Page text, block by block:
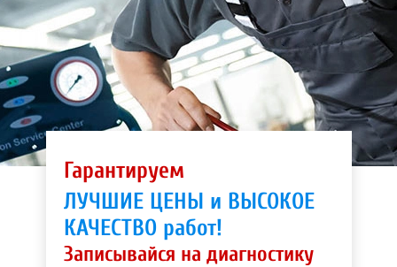
Гарантируем
ЛУЧШИЕ ЦЕНЫ и ВЫСОКОЕ
КАЧЕСТВО работ!
Записывайся на диагностику